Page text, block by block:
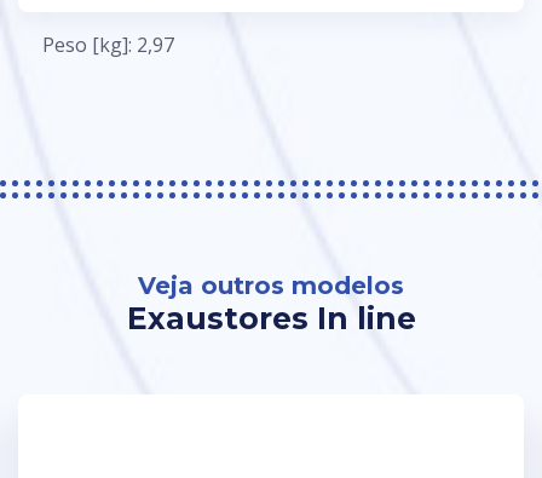
Peso [kg]: 2,97
Veja outros modelos
Exaustores In line